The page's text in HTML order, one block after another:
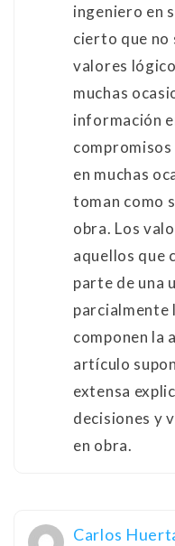
ingeniero en
cierto que no
valores
muchas
información
compromisos
en muchas
toman como
obra. Los
aquellos que
parte de una
parcialmente
componen la
artículo
extensa
decisiones y
en obra.
Carlos